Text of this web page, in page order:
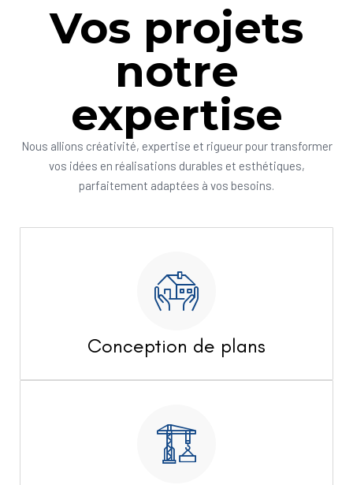
Vos projets
notre
expertise
Nous allions créativité, expertise et rigueur pour transformer
vos idées en réalisations durables et esthétiques,
parfaitement adaptées à vos besoins.
Conception de plans